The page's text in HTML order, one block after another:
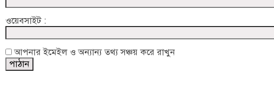
ওয়েবসাইট :
আপনার ইমেইল ও অন্যান্য তথ্য সঞ্চয় করে রাখুন